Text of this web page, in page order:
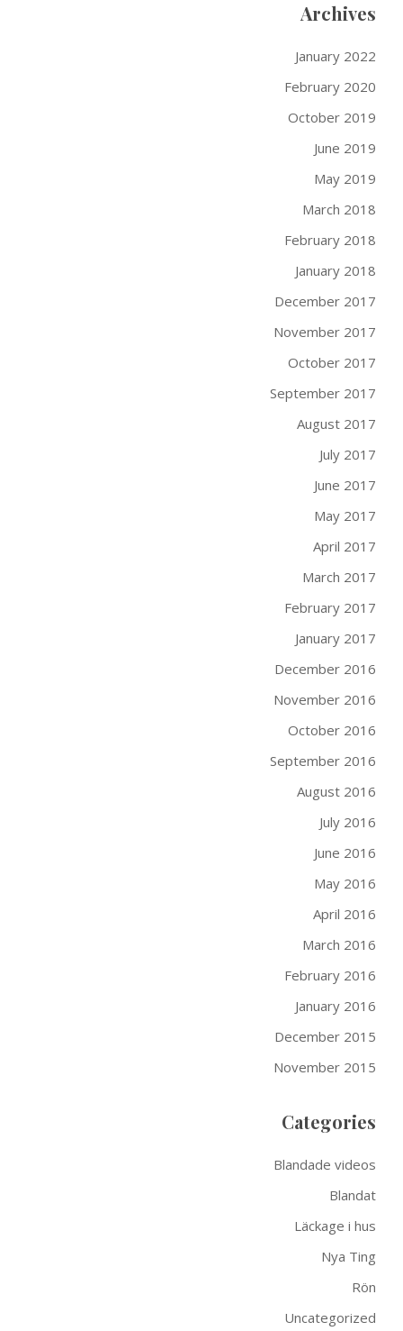
Archives
January 2022
February 2020
October 2019
June 2019
May 2019
March 2018
February 2018
January 2018
December 2017
November 2017
October 2017
September 2017
August 2017
July 2017
June 2017
May 2017
April 2017
March 2017
February 2017
January 2017
December 2016
November 2016
October 2016
September 2016
August 2016
July 2016
June 2016
May 2016
April 2016
March 2016
February 2016
January 2016
December 2015
November 2015
Categories
Blandade videos
Blandat
Läckage i hus
Nya Ting
Rön
Uncategorized